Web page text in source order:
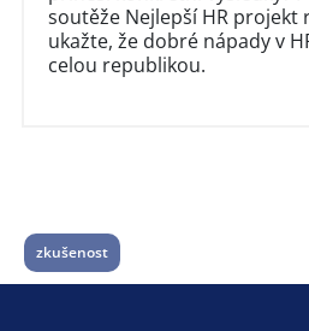
soutěže Nejlepší HR projekt
ukažte, že dobré nápady v
celou republikou.
zkušenost